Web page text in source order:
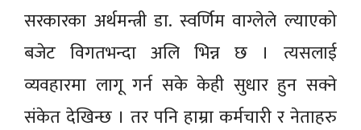
सरकारका अर्थमन्त्री डा. स्वर्णिम वाग्लेले ल्याएको
बजेट विगतभन्दा अलि भिन्न छ । त्यसलाई
व्यवहारमा लागू गर्न सके केही सुधार हुन सक्ने
संकेत देखिन्छ । तर पनि हाम्रा कर्मचारी र नेताहरु